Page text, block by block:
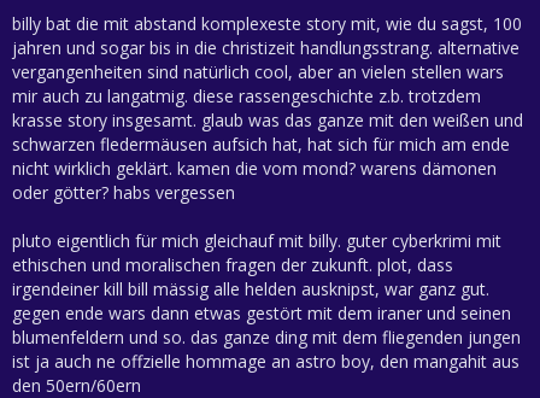
billy bat die mit abstand komplexeste story mit, wie du sagst, 100
jahren und sogar bis in die christizeit handlungsstrang. alternative
vergangenheiten sind natürlich cool, aber an vielen stellen wars
mir auch zu langatmig. diese rassengeschichte z.b. trotzdem
krasse story insgesamt. glaub was das ganze mit den weißen und
schwarzen fledermäusen aufsich hat, hat sich für mich am ende
nicht wirklich geklärt. kamen die vom mond? warens dämonen
oder götter? habs vergessen
pluto eigentlich für mich gleichauf mit billy. guter cyberkrimi mit
ethischen und moralischen fragen der zukunft. plot, dass
irgendeiner kill bill mässig alle helden ausknipst, war ganz gut.
gegen ende wars dann etwas gestört mit dem iraner und seinen
blumenfeldern und so. das ganze ding mit dem fliegenden jungen
ist ja auch ne offzielle hommage an astro boy, den mangahit aus
den 50ern/60ern